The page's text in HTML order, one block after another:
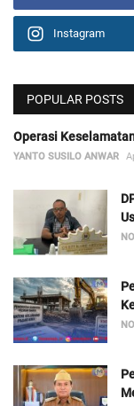
Instagram
POPULAR POSTS
Operasi
YANTO SUSILO ANWAR